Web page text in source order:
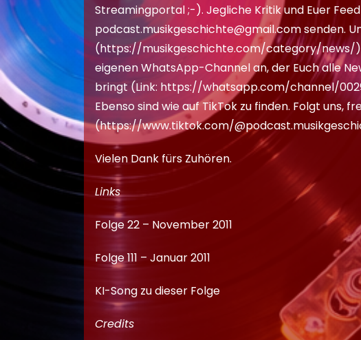
Streamingportal ;-). Jegliche Kritik und Euer
podcast.musikgeschichte@gmail.comsenden.
(https://musikgeschichte.com/category/news/
eigenen WhatsApp-Channel an, der Euch alle
bringt (Link: https://whatsapp.com/channel/
Ebenso sind wie auf TikTok zu finden. Folgt uns,
(https://www.tiktok.com/
Vielen Dank fürs Zuhören.
Links
Folge 22 – November 2011
Folge 111 – Januar 2011
KI-Song zu dieser Folge
Credits